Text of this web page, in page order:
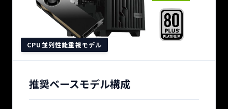
CPU並列性能重視モデル
推奨ベースモデル構成